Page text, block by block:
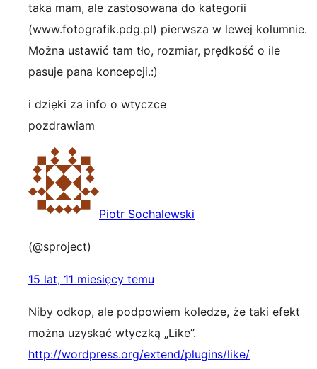
taka mam, ale zastosowana do kategorii
(www.fotografik.pdg.pl) pierwsza w lewej kolumnie.
Można ustawić tam tło, rozmiar, prędkość o ile
pasuje pana koncepcji.:)
i dzięki za info o wtyczce
pozdrawiam
Piotr Sochalewski
(@sproject)
15 lat, 11 miesięcy temu
Niby odkop, ale podpowiem koledze, że taki efekt
można uzyskać wtyczką „Like”.
http://wordpress.org/extend/plugins/like/